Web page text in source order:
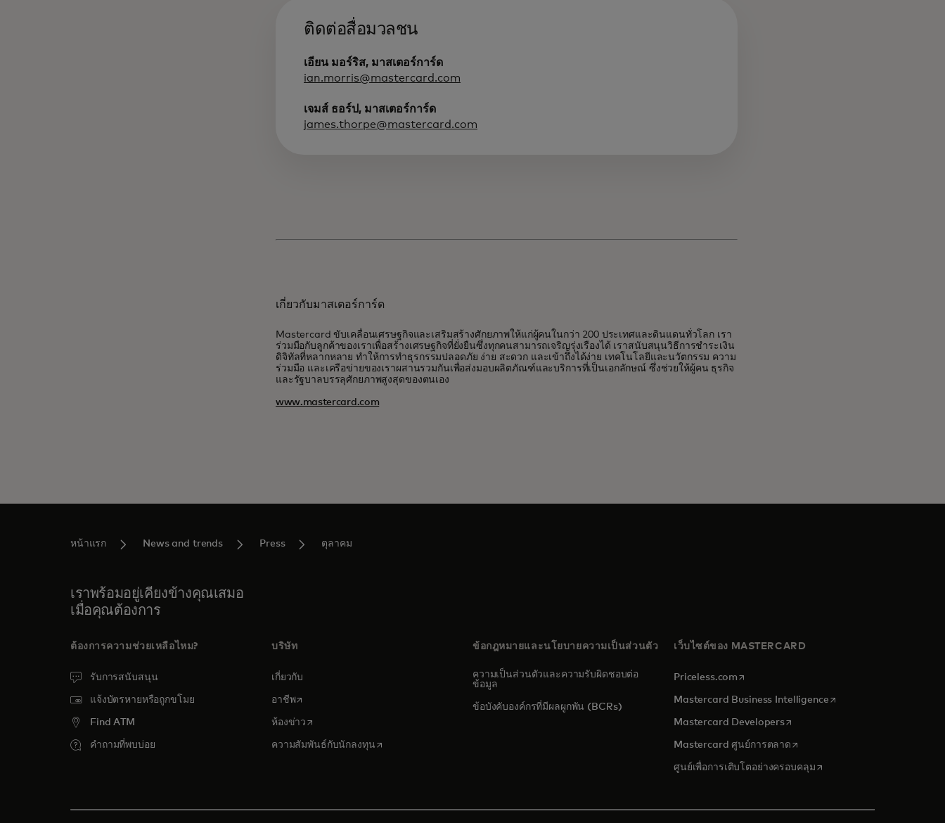
ติดต่อสื่อมวลชน
เอียน มอร์ริส, มาสเตอร์การ์ด
ian.morris@mastercard.com
เจมส์ ธอร์ป, มาสเตอร์การ์ด
james.thorpe@mastercard.com
เกี่ยวกับมาสเตอร์การ์ด
Mastercard ขับเคลื่อนเศรษฐกิจและเสริมสร้างศักยภาพให้แก่ผู้คนในกว่า 200 ประเทศและดินแดนทั่วโลก เรา
ร่วมมือกับลูกค้าของเราเพื่อสร้างเศรษฐกิจที่ยั่งยืนซึ่งทุกคนสามารถเจริญรุ่งเรืองได้ เราสนับสนุนวิธีการชำระเงิน
ดิจิทัลที่หลากหลาย ทำให้การทำธุรกรรมปลอดภัย ง่าย สะดวก และเข้าถึงได้ง่าย เทคโนโลยีและนวัตกรรม ความ
ร่วมมือ และเครือข่ายของเราผสานรวมกันเพื่อส่งมอบผลิตภัณฑ์และบริการที่เป็นเอกลักษณ์ ซึ่งช่วยให้ผู้คน ธุรกิจ
และรัฐบาลบรรลุศักยภาพสูงสุดของตนเอง
www.mastercard.com
หน้าแรก News and trends Press ตุลาคม
เราพร้อมอยู่เคียงข้างคุณเสมอ
เมื่อคุณต้องการ
ต้องการความช่วยเหลือไหม?
รับการสนับสนุน
แจ้งบัตรหายหรือถูกขโมย
Find ATM
คำถามที่พบบ่อย
บริษัท
เกี่ยวกับ
อาชีพopens in a new tab
ห้องข่าว opens in a new tab
ความสัมพันธ์กับนักลงทุนopens in a new tab
ข้อกฎหมายและนโยบายความเป็นส่วนตัว
ความเป็นส่วนตัวและความรับผิดชอบต่อ
ข้อมูล
ข้อบังคับองค์กรที่มีผลผูกพัน (BCRs)
เว็บไซต์ของ MASTERCARD
Priceless.com opens in a new tab
Mastercard Business Intelligenceopens in a new tab
Mastercard Developersopens in a new tab
Mastercard ศูนย์การตลาด opens in a new tab
ศูนย์เพื่อการเติบโตอย่างครอบคลุมopens in a new tab